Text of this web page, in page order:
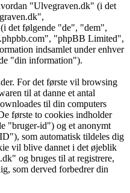
"Ulvegraven.dk" (i det
det følgende "de", "dem",
"phpBB Limited",
indsamlet under enhver
"din information").
For det første vil browsing
til at danne et antal
til din computers
første to cookies indholder
"bruger-id") og et anonymt
som automatisk tildeles dig
vil blive dannet i det øjeblik
og bruges til at registrere,
som derved forbedrer din